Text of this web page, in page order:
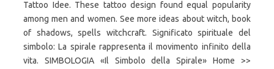
Tattoo Idee. These tattoo design found equal popularity
among men and women. See more ideas about witch, book
of shadows, spells witchcraft. Significato spirituale del
simbolo: La spirale rappresenta il movimento infinito della
vita. SIMBOLOGIA «Il Simbolo della Spirale» Home >>